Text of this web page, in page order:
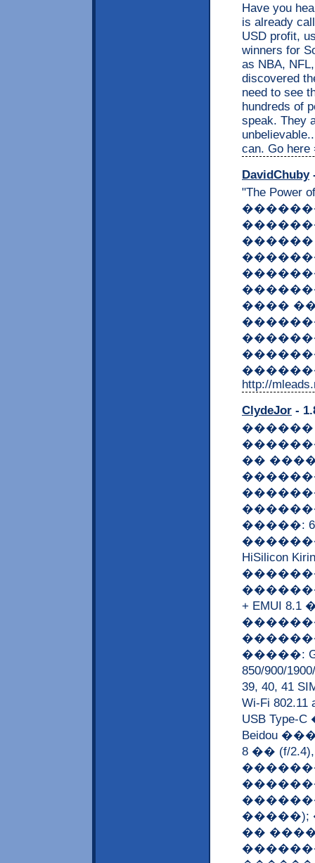
Have you
is already
USD profit,
winners for
as NBA,
discovered
need to see
hundreds of
speak. They
can. Go here
DavidChuby
"The
����
http://
ClydeJor -
��
�����:
HiSilicon
+ EMUI
�����:
850/900/
39, 40, 41
Wi-Fi
USB
Beidou
8 �� (f/
�����);
��